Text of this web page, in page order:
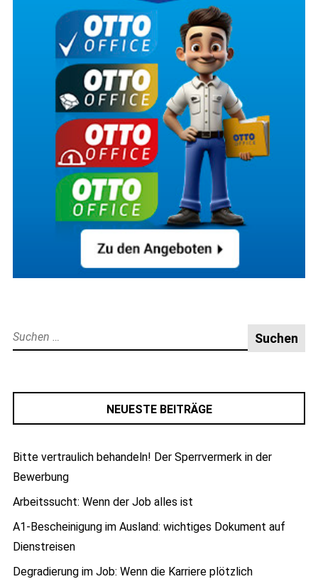
Suche
nach:
NEUESTE BEITRÄGE
Bitte vertraulich behandeln! Der Sperrvermerk in der
Bewerbung
Arbeitssucht: Wenn der Job alles ist
A1-Bescheinigung im Ausland: wichtiges Dokument auf
Dienstreisen
Degradierung im Job: Wenn die Karriere plötzlich